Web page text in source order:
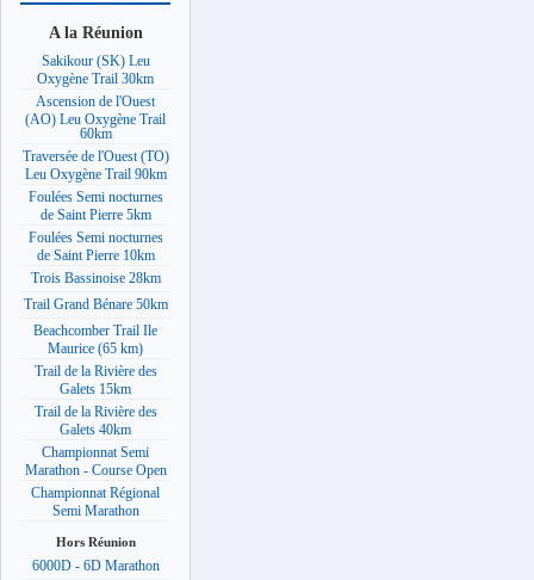
A la Réunion
Sakikour (SK) Leu
Oxygène Trail 30km
Ascension de l'Ouest
(AO) Leu Oxygène Trail
60km
Traversée de l'Ouest (TO)
Leu Oxygène Trail 90km
Foulées Semi nocturnes
de Saint Pierre 5km
Foulées Semi nocturnes
de Saint Pierre 10km
Trois Bassinoise 28km
Trail Grand Bénare 50km
Beachcomber Trail Ile
Maurice (65 km)
Trail de la Rivière des
Galets 15km
Trail de la Rivière des
Galets 40km
Championnat Semi
Marathon - Course Open
Championnat Régional
Semi Marathon
Hors Réunion
6000D - 6D Marathon